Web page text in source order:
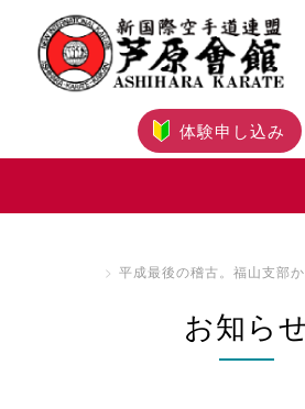
体験申し込み
平成最後の稽古。福山支部
お知ら